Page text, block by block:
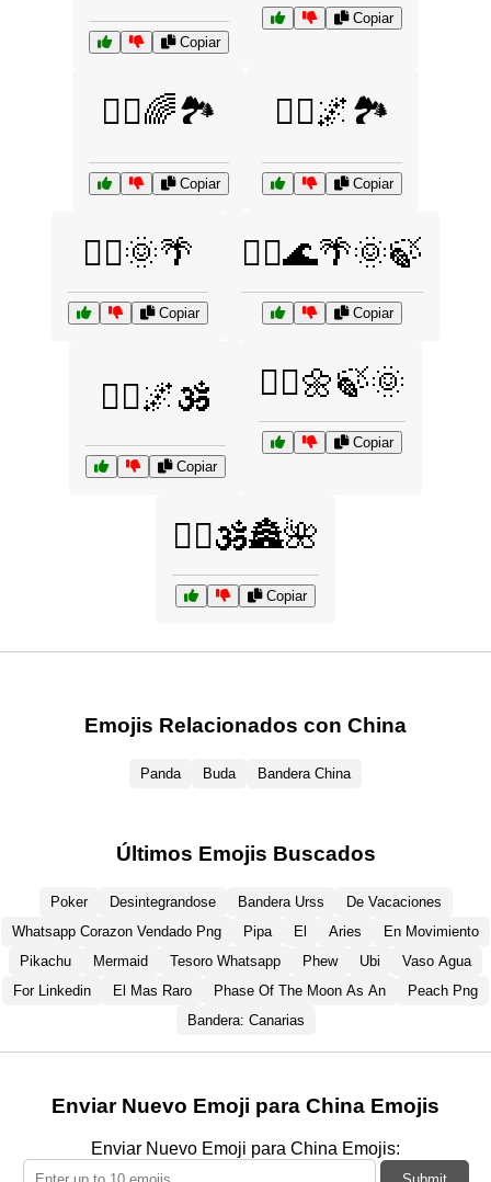
Copiar
Copiar
🧘‍♀️🌈🏞️
Copiar
🧘‍♀️🌌🏞️
Copiar
🧘‍♀️🌞🌴
Copiar
🧘‍♂️🌊🌴🌞🍃
Copiar
🧘‍♂️🌌🕉️
Copiar
🧘‍♂️🌼🍃🌞
Copiar
🧘‍♂️🕉️🏯🌺
Copiar
Emojis Relacionados con China
Panda Buda Bandera China
Últimos Emojis Buscados
Poker Desintegrandose Bandera Urss
De Vacaciones
Whatsapp Corazon Vendado Png
Pipa El Aries
En Movimiento
Pikachu
Mermaid Tesoro Whatsapp Phew Ubi
Vaso Agua
For Linkedin
El Mas Raro Phase Of The Moon As An
Peach Png
Bandera: Canarias
Enviar Nuevo Emoji para China Emojis
Enviar Nuevo Emoji para China Emojis: